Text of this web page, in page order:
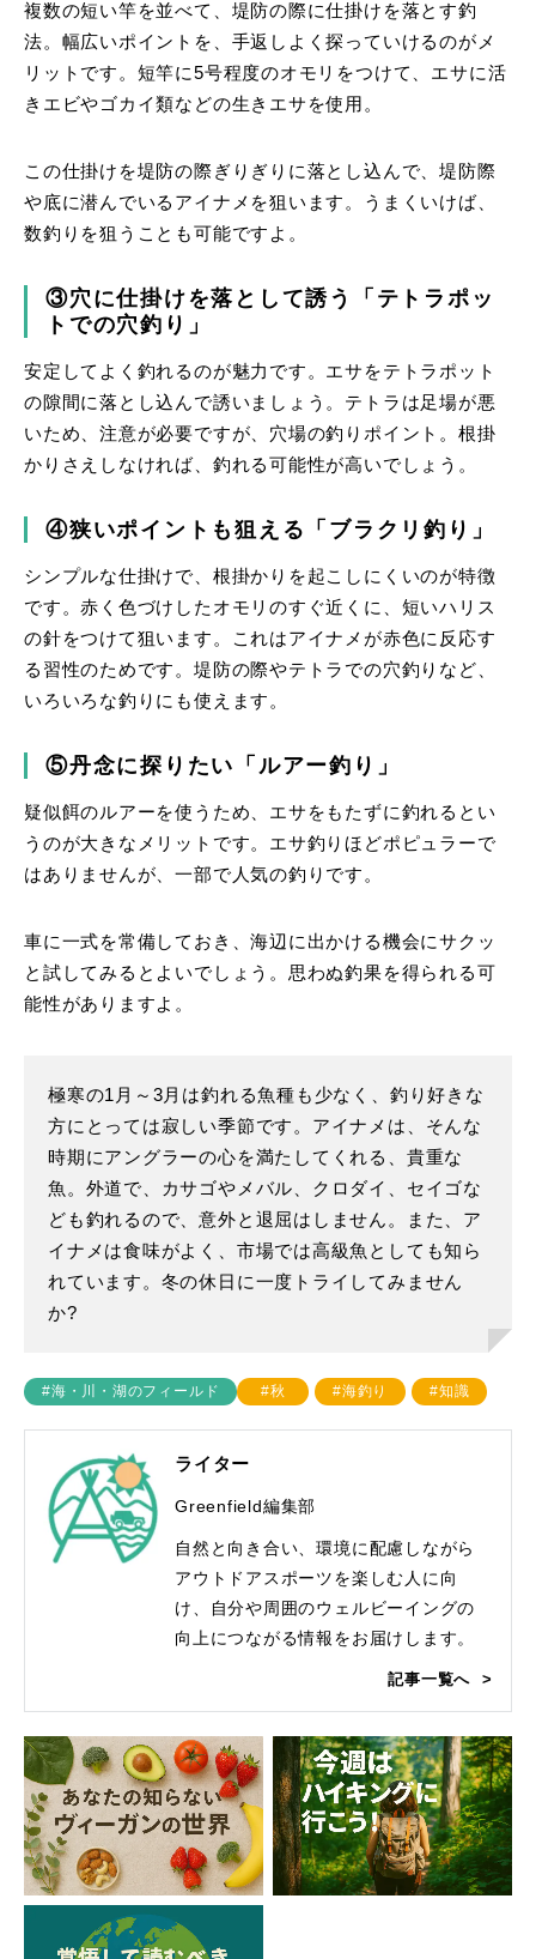
複数の短い竿を並べて、堤防の際に仕掛けを落とす釣
法。幅広いポイントを、手返しよく探っていけるのがメ
リットです。短竿に5号程度のオモリをつけて、エサに活
きエビやゴカイ類などの生きエサを使用。
この仕掛けを堤防の際ぎりぎりに落とし込んで、堤防際
や底に潜んでいるアイナメを狙います。うまくいけば、
数釣りを狙うことも可能ですよ。
③穴に仕掛けを落として誘う「テトラポッ
トでの穴釣り」
安定してよく釣れるのが魅力です。エサをテトラポット
の隙間に落とし込んで誘いましょう。テトラは足場が悪
いため、注意が必要ですが、穴場の釣りポイント。根掛
かりさえしなければ、釣れる可能性が高いでしょう。
④狭いポイントも狙える「ブラクリ釣り」
シンプルな仕掛けで、根掛かりを起こしにくいのが特徴
です。赤く色づけしたオモリのすぐ近くに、短いハリス
の針をつけて狙います。これはアイナメが赤色に反応す
る習性のためです。堤防の際やテトラでの穴釣りなど、
いろいろな釣りにも使えます。
⑤丹念に探りたい「ルアー釣り」
疑似餌のルアーを使うため、エサをもたずに釣れるとい
うのが大きなメリットです。エサ釣りほどポピュラーで
はありませんが、一部で人気の釣りです。
車に一式を常備しておき、海辺に出かける機会にサクッ
と試してみるとよいでしょう。思わぬ釣果を得られる可
能性がありますよ。
極寒の1月～3月は釣れる魚種も少なく、釣り好きな
方にとっては寂しい季節です。アイナメは、そんな
時期にアングラーの心を満たしてくれる、貴重な
魚。外道で、カサゴやメバル、クロダイ、セイゴな
ども釣れるので、意外と退屈はしません。また、ア
イナメは食味がよく、市場では高級魚としても知ら
れています。冬の休日に一度トライしてみません
か?
#海・川・湖のフィールド #秋 #海釣り #知識
ライター
Greenfield編集部
自然と向き合い、環境に配慮しながら
アウトドアスポーツを楽しむ人に向
け、自分や周囲のウェルビーイングの
向上につながる情報をお届けします。
記事一覧へ